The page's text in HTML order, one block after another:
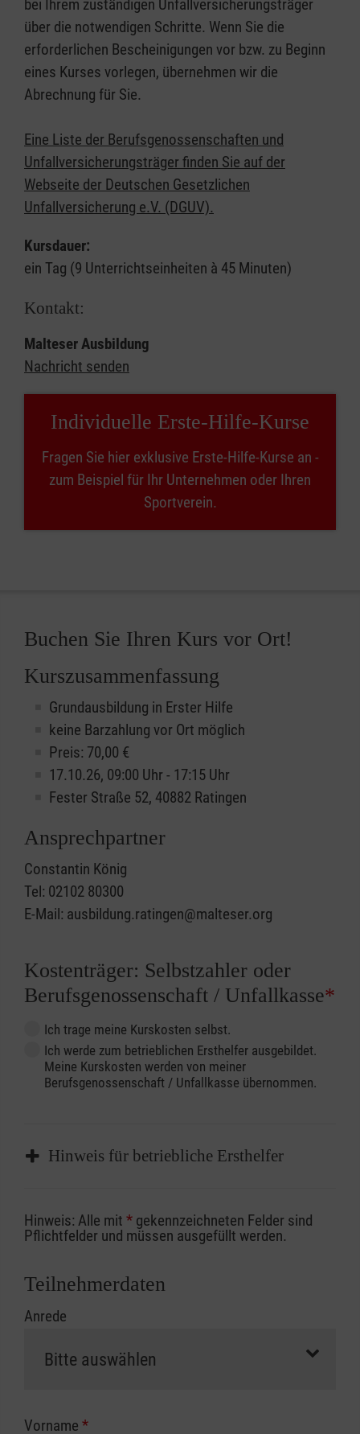
bei Ihrem zuständigen Unfallversicherungsträger
über die notwendigen Schritte. Wenn Sie die
erforderlichen Bescheinigungen vor bzw. zu Beginn
eines Kurses vorlegen, übernehmen wir die
Abrechnung für Sie.
Eine Liste der Berufsgenossenschaften und
Unfallversicherungsträger finden Sie auf der
Webseite der Deutschen Gesetzlichen
Unfallversicherung e.V. (DGUV).
Kursdauer:
ein Tag (9 Unterrichtseinheiten à 45 Minuten)
Kontakt:
Malteser Ausbildung
Nachricht senden
Individuelle Erste-Hilfe-Kurse
Fragen Sie hier exklusive Erste-Hilfe-Kurse an -
zum Beispiel für Ihr Unternehmen oder Ihren
Sportverein.
Buchen Sie Ihren Kurs vor Ort!
Kurszusammenfassung
Grundausbildung in Erster Hilfe
keine Barzahlung vor Ort möglich
Preis: 70,00 €
17.10.26, 09:00 Uhr - 17:15 Uhr
Fester Straße 52, 40882 Ratingen
Ansprechpartner
Constantin König
Tel: 02102 80300
E-Mail: ausbildung.ratingen@malteser.org
Kostenträger: Selbstzahler oder
Berufsgenossenschaft / Unfallkasse*
Ich trage meine Kurskosten selbst.
Ich werde zum betrieblichen Ersthelfer ausgebildet.
Meine Kurskosten werden von meiner
Berufsgenossenschaft / Unfallkasse übernommen.
Hinweis für betriebliche Ersthelfer
Sofern Sie ein Kostenübernahmeverfahren
Ihrer Berufsgenossenschaft / Unfallkasse
Abrechnungsunterlagen spätestens zu
erfolgt eine Abrechnung der vollen Kursgebühr
Die notwendigen Formulare für die
zuständigen Berufsgenossenschaft oder
Hinweis: Alle mit * gekennzeichneten Felder sind
Pflichtfelder und müssen ausgefüllt werden.
Teilnehmerdaten
Anrede
Vorname *